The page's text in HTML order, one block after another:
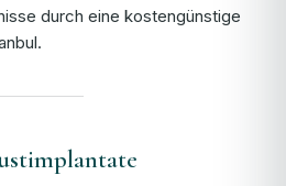
durch eine kostengünstige